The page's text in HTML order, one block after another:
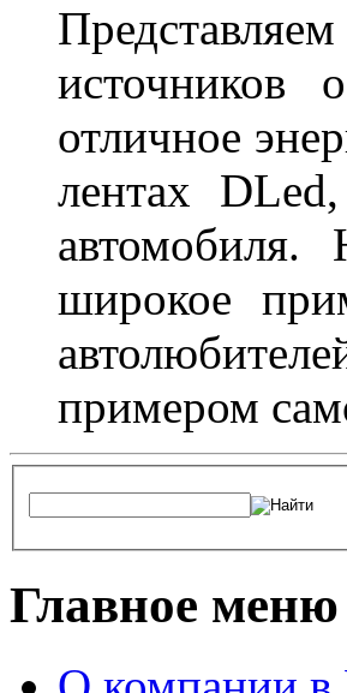
источников
отличное
лентах
широкое
примером
Главное меню